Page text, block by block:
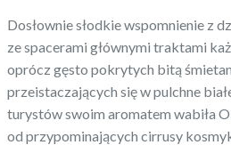
Dosłownie słodkie wspomnienie z
ze spacerami głównymi traktami
oprócz gęsto pokrytych bitą
przeistaczających się w pulchne
turystów swoim aromatem wabiła
od przypominających cirrusy